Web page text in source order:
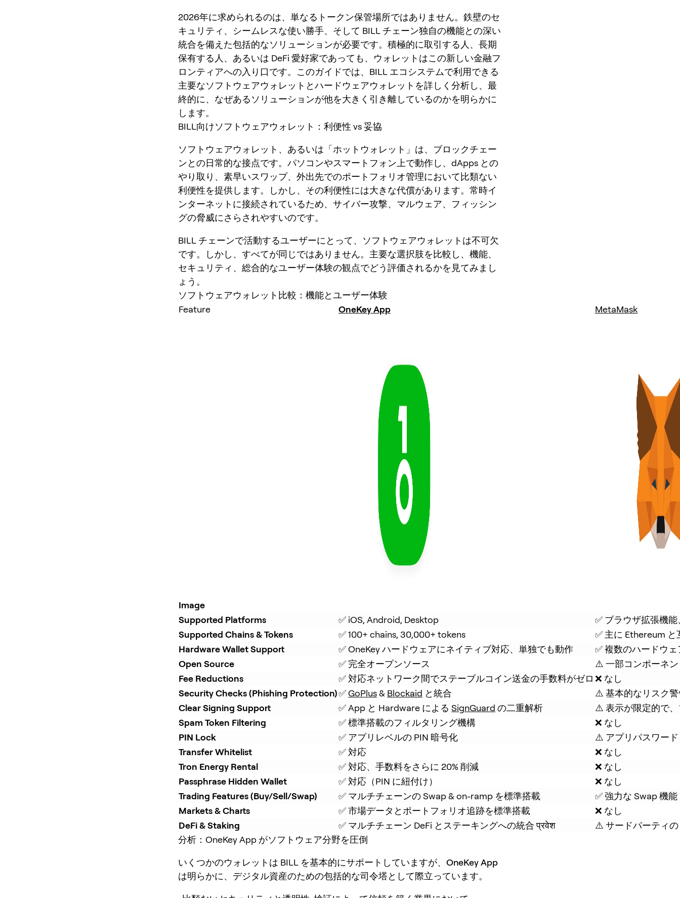
2026年に求められるのは、単なるトークン保管場所ではありません。鉄壁のセ
キュリティ、シームレスな使い勝手、そして BILL チェーン独自の機能との深い
統合を備えた包括的なソリューションが必要です。積極的に取引する人、長期
保有する人、あるいは DeFi 愛好家であっても、ウォレットはこの新しい金融フ
ロンティアへの入り口です。このガイドでは、BILL エコシステムで利用できる
主要なソフトウェアウォレットとハードウェアウォレットを詳しく分析し、最
終的に、なぜあるソリューションが他を大きく引き離しているのかを明らかに
します。
BILL向けソフトウェアウォレット：利便性 vs 妥協
ソフトウェアウォレット、あるいは「ホットウォレット」は、ブロックチェー
ンとの日常的な接点です。パソコンやスマートフォン上で動作し、dApps との
やり取り、素早いスワップ、外出先でのポートフォリオ管理において比類ない
利便性を提供します。しかし、その利便性には大きな代償があります。常時イ
ンターネットに接続されているため、サイバー攻撃、マルウェア、フィッシン
グの脅威にさらされやすいのです。
BILL チェーンで活動するユーザーにとって、ソフトウェアウォレットは不可欠
です。しかし、すべてが同じではありません。主要な選択肢を比較し、機能、
セキュリティ、総合的なユーザー体験の観点でどう評価されるかを見てみまし
ょう。
ソフトウェアウォレット比較：機能とユーザー体験
Feature
OneKey App MetaMask
Image
Supported Platforms
✅ iOS, Android, Desktop
✅ ブラウザ拡張機
Supported Chains & Tokens
✅ 100+ chains, 30,000+ tokens
✅ 主に Ethereum
Hardware Wallet Support
✅ OneKey ハードウェアにネイティブ対応、単独でも動作
✅ 複数のハードウ
Open Source
✅ 完全オープンソース
⚠️ 一部コンポーネ
Fee Reductions
✅ 対応ネットワーク間でステーブルコイン送金の手数料がゼロ ❌ なし
Security Checks (Phishing Protection)✅ GoPlus & Blockaid と統合
⚠️ 基本的なリスク
Clear Signing Support
✅ App と Hardware による SignGuard の二重解析
⚠️ 表示が限定的で
Spam Token Filtering
✅ 標準搭載のフィルタリング機構
❌ なし
PIN Lock
✅ アプリレベルの PIN 暗号化
⚠️ アプリパスワー
Transfer Whitelist
✅ 対応
❌ なし
Tron Energy Rental
✅ 対応、手数料をさらに 20% 削減
❌ なし
Passphrase Hidden Wallet
✅ 対応（PIN に紐付け）
❌ なし
Trading Features (Buy/Sell/Swap)
✅ マルチチェーンの Swap & on-ramp を標準搭載
✅ 強力な Swap 機能
Markets & Charts
✅ 市場データとポートフォリオ追跡を標準搭載
❌ なし
DeFi & Staking
✅ マルチチェーン DeFi とステーキングへの統合 प्रवेश
⚠️ サードパーティ
分析：OneKey App がソフトウェア分野を圧倒
いくつかのウォレットは BILL を基本的にサポートしていますが、 OneKey App
は明らかに、デジタル資産のための包括的な司令塔として際立っています。